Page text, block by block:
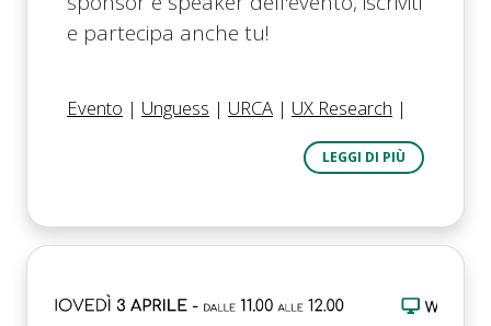
e partecipa anche tu!
Evento | Unguess | URCA | UX Research |
LEGGI DI PIÙ